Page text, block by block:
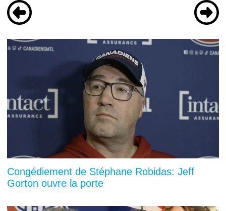
Congédiement de Stéphane Robidas: Jeff
Gorton ouvre la porte